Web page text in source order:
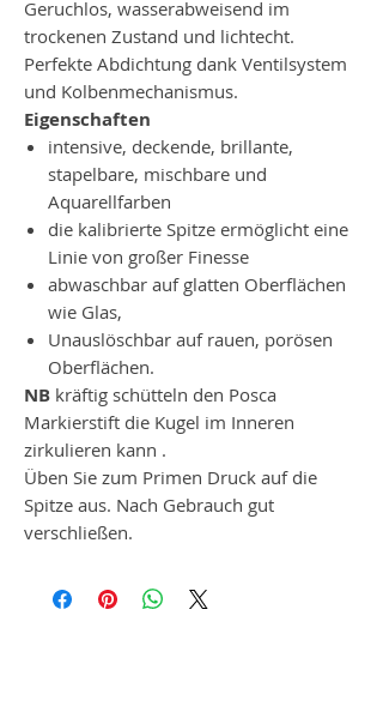
Geruchlos, wasserabweisend im
trockenen Zustand und lichtecht.
Perfekte Abdichtung dank Ventilsystem
und Kolbenmechanismus.
Eigenschaften
intensive, deckende, brillante,
stapelbare, mischbare und
Aquarellfarben
die kalibrierte Spitze ermöglicht eine
Linie von großer Finesse
abwaschbar auf glatten Oberflächen
wie Glas,
Unauslöschbar auf rauen, porösen
Oberflächen.
NB kräftig schütteln den Posca
Markierstift die Kugel im Inneren
zirkulieren kann .
Üben Sie zum Primen Druck auf die
Spitze aus. Nach Gebrauch gut
verschließen.